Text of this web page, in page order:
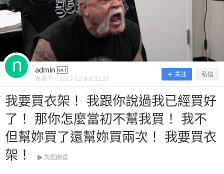
admin
发表于： 2017-12-9 8:32:27
关注 私信
我要買衣架！ 我跟你說過我已經買好
了！ 那你怎麼當初不幫我買！ 我不
但幫妳買了還幫妳買兩次！ 我要買衣
架！
为您朗读
扫描二维码继续阅读